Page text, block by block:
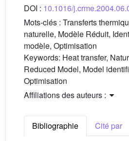
DOI : 10.1016/
Mots-clés : Transferts
naturelle, Modèle Réduit,
modèle, Optimisation
Keywords: Heat transfer,
Reduced Model, Model
Optimisation
Affiliations des auteurs :
Bibliographie
Cité par